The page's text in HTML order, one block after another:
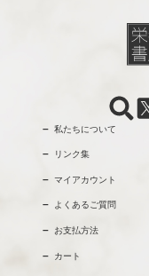
私たちについて
リンク集
マイアカウント
よくあるご質問
お支払方法
カート